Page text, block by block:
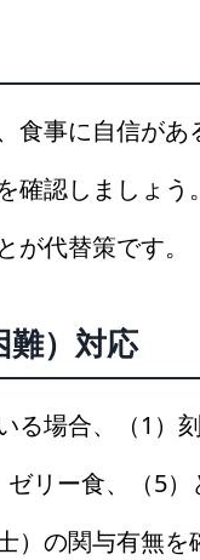
食事に自信が
確認しましょ
代替策です。
難）対応
る場合、（1）
リー食、（5
の関与有無を